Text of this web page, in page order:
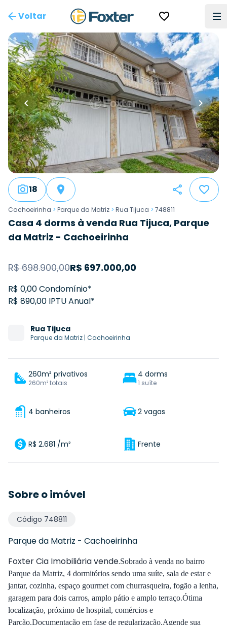
Voltar
18
Cachoeirinha > Parque da Matriz > Rua Tijuca > 748811
Casa 4 dorms à venda Rua Tijuca, Parque
da Matriz - Cachoeirinha
R$698.900,00R$ 697.000,00
R$ 0,00 Condomínio*
R$ 890,00 IPTU Anual*
Rua Tijuca
Parque da Matriz | Cachoeirinha
260m² privativos
260m² totais
4 dorms
1 suíte
4 banheiros 2 vagas
R$ 2.681 /m² Frente
Sobre o imóvel
Código 748811
Parque da Matriz - Cachoeirinha
Foxter Cia Imobiliária vende.Sobrado à venda no bairro
Parque da Matriz, 4 dormitórios sendo uma suíte, sala de estar e
jantar, cozinha, espaço gourmet com churrasqueira, fogão a lenha,
garagem para dois carros, amplo pátio e amplo terraço.Ótima
localização, próximo de hospital, comércios e
Parcão.Documentação em fase de regularização.Agende sua